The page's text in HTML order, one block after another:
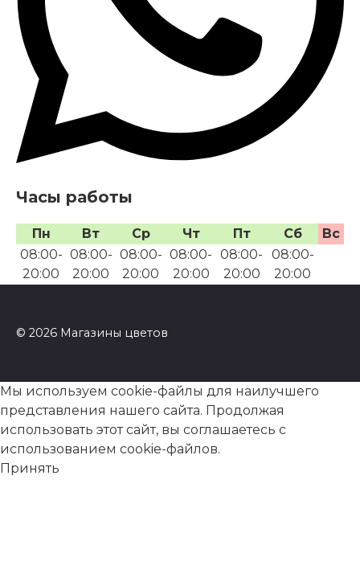
Часы работы
Пн Вт Ср Чт Пт Сб
Вс
08:00-
20:00
08:00-
20:00
08:00-
20:00
08:00-
20:00
08:00-
20:00
08:00-
20:00
© 2026 Магазины цветов
Мы используем cookie-файлы для наилучшего
представления нашего сайта. Продолжая
использовать этот сайт, вы соглашаетесь с
использованием cookie-файлов.
Принять